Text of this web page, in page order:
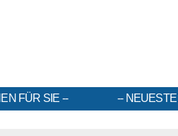
FÜR SIE